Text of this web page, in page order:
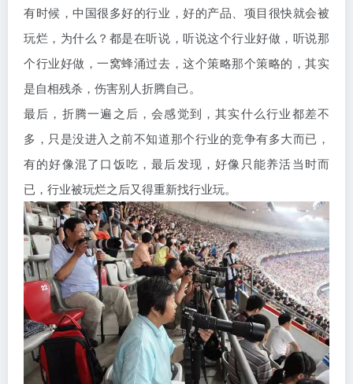
有时候，中国很多好的行业，好的产品、项目很快就会被
玩烂，为什么？都是在听说，听说这个行业好做，听说那
个行业好做，一窝蜂涌过去，这个策略那个策略的，其实
是自相残杀，伤害别人折腾自己。
最后，折腾一遍之后，会感觉到，其实什么行业都差不
多，只是没进入之前不知道那个行业的竞争有多大而已，
有的好像混了口饭吃，最后发现，好像只能养活当时而
已，行业被玩烂之后又得重新找行业玩。